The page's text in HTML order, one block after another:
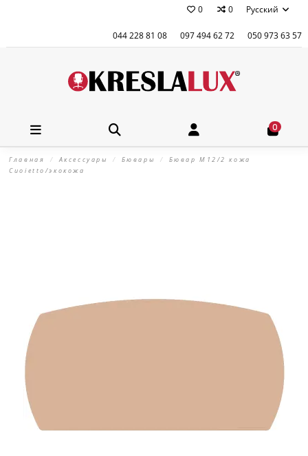
0 0 Русский
044 228 81 08 097 494 62 72 050 973 63 57
0
Главная Аксессуары Бювары
Бювар М12/2 кожа
Cuoietto/экокожа